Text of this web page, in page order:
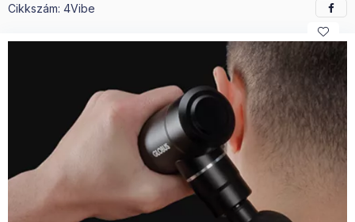
Cikkszám: 4Vibe